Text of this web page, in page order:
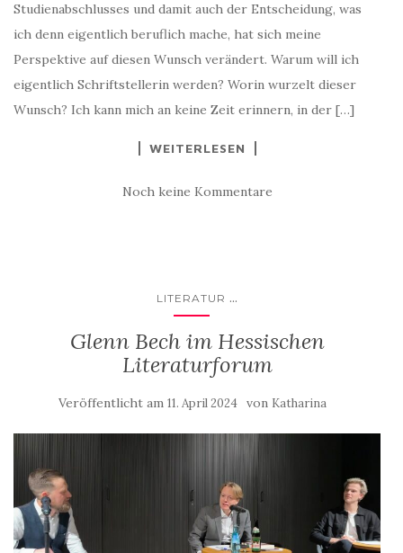
Studienabschlusses und damit auch der Entscheidung, was
ich denn eigentlich beruflich mache, hat sich meine
Perspektive auf diesen Wunsch verändert. Warum will ich
eigentlich Schriftstellerin werden? Worin wurzelt dieser
Wunsch? Ich kann mich an keine Zeit erinnern, in der […]
WEITERLESEN
Noch keine Kommentare
LITERATUR ...
Glenn Bech im Hessischen
Literaturforum
Veröffentlicht am 11. April 2024 von Katharina